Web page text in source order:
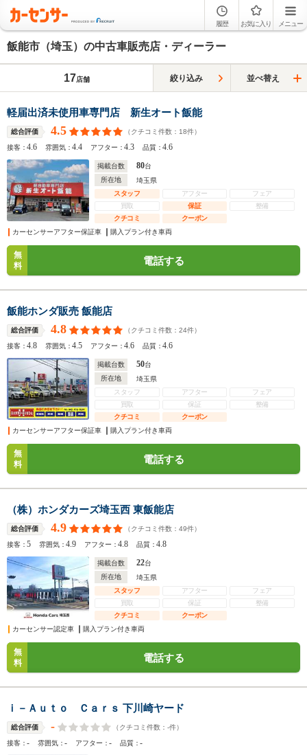
履歴 お気に入り メニュー
飯能市（埼玉）の中古車販売店・ディーラー
17店舗 絞り込み 並べ替え
軽届出済未使用車専門店 新生オート飯能
総合評価 4.5 （クチコミ件数： 18件）
接客：4.6 雰囲気：4.4 アフター：4.3 品質：4.6
掲載台数 80台
所在地
埼玉県
スタッフ
アフター
フェア
買取
保証
整備
クチコミ
クーポン
カーセンサーアフター保証車
購入プラン付き車両
無
料
電話する
飯能ホンダ販売 飯能店
総合評価 4.8 （クチコミ件数： 24件）
接客：4.8 雰囲気：4.5 アフター：4.6 品質：4.6
掲載台数 50台
所在地
埼玉県
スタッフ
アフター
フェア
買取
保証
整備
クチコミ
クーポン
カーセンサーアフター保証車
購入プラン付き車両
無
料
電話する
（株）ホンダカーズ埼玉西 東飯能店
総合評価 4.9 （クチコミ件数： 49件）
接客：5 雰囲気：4.9 アフター：4.8 品質：4.8
掲載台数 22台
所在地
埼玉県
スタッフ
アフター
フェア
買取
保証
整備
クチコミ
クーポン
カーセンサー認定車
購入プラン付き車両
無
料
電話する
ｉ－Ａｕｔｏ Ｃａｒｓ 下川崎ヤード
総合評価 - （クチコミ件数： -件）
接客：- 雰囲気：- アフター：- 品質：-